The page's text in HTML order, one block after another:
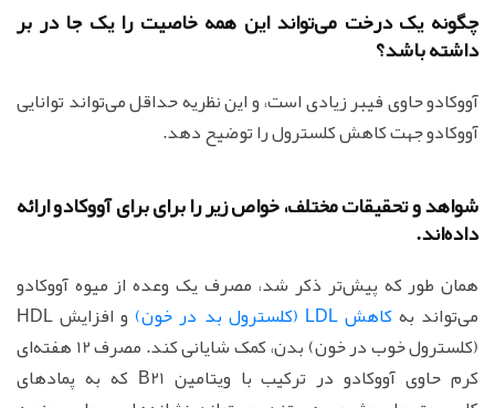
چگونه یک درخت می‌تواند این همه خاصیت را یک جا در بر
داشته باشد؟
آووکادو حاوی فیبر زیادی است، و این نظریه حداقل می‌تواند توانایی
آووکادو جهت کاهش کلسترول را توضیح دهد.
شواهد و تحقیقات مختلف، خواص زیر را برای برای آووکادو ارائه
داده‌اند.
همان طور که پیش‌تر ذکر شد، مصرف یک وعده از میوه آووکادو
می‌تواند بهکاهش LDL (کلسترول بد در خون)
و افزایش HDL
(کلسترول خوب در خون) بدن، کمک شایانی کند. مصرف 12 هفته‌ای
کرم حاوی آووکادو در ترکیب با ویتامین B21 که به پمادهای